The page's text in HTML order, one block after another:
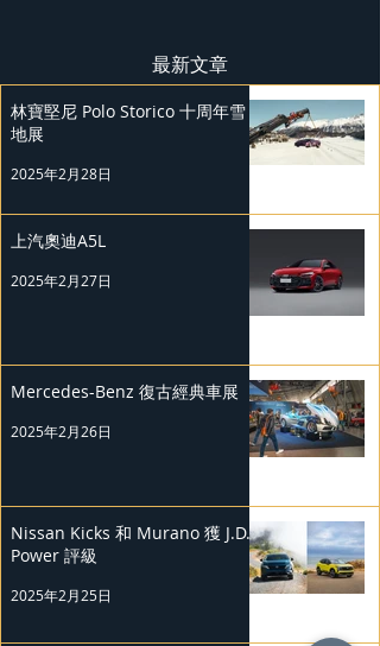
最新文章
林寶堅尼 Polo Storico 十周年雪
地展
2025年2月28日
上汽奧迪A5L
2025年2月27日
Mercedes-Benz 復古經典車展
2025年2月26日
Nissan Kicks 和 Murano 獲 J.D.
Power 評級
2025年2月25日